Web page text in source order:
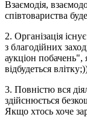
Взаємодія,
співтовариства
2. Організація
з благодійних
аукціон
відбудеться
3. Повністю вся
здійснюється
Якщо хтось хоче